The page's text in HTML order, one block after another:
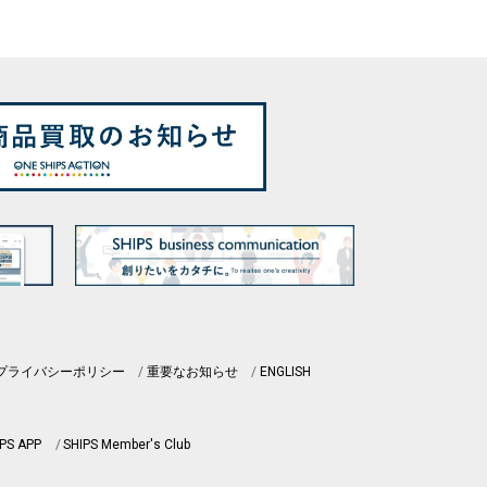
ライバシーポリシー 重要なお知らせ ENGLISH
APP SHIPS Member's Club